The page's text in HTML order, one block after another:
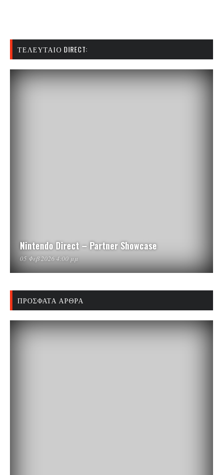
ΤΕΛΕΥΤΑΊΟ DIRECT:
Nintendo Direct – Partner Showcase
05 Φεβ 2026 4:00 μμ
ΠΡΌΣΦΑΤΑ ΆΡΘΡΑ